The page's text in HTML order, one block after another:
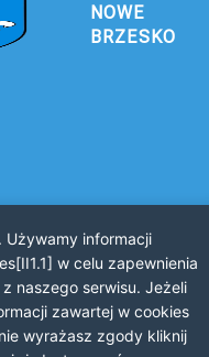
NOWE
BRZESKO
94
55
brzesko.pl
Używamy informacji
w celu zapewnienia
naszego serwisu. Jeżeli
zawartej w cookies
wyrażasz zgody kliknij